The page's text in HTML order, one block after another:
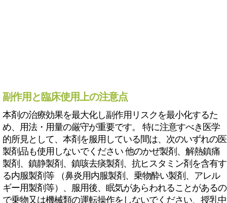
副作用と臨床使用上の注意点
本剤の治療効果を最大化し副作用リスクを最小化するた
め、用法・用量の厳守が重要です。 特に注意すべき医学
的所見として、本剤を服用している間は、次のいずれの医
製剤品も使用しないでください 他のかぜ製剤、解熱鎮痛
製剤、鎮静製剤、鎮咳去痰製剤、抗ヒスタミン剤を含有す
る内服製剤等 （鼻炎用内服製剤、乗物酔い製剤、アレル
ギー用製剤等）、服用後、眠気があらわれることがあるの
で乗物又は機械類の運転操作をしないでください、授乳中